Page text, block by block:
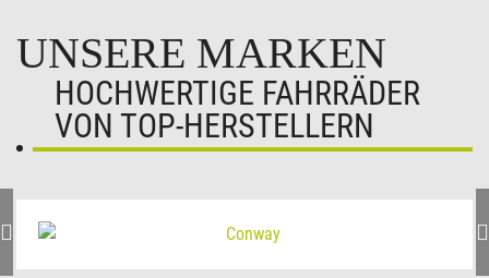
UNSERE MARKEN
HOCHWERTIGE FAHRRÄDER
VON TOP-HERSTELLERN